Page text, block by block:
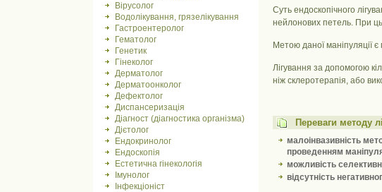
Вірусолог
Водолікування, грязелікування
Гастроентеролог
Гематолог
Генетик
Гінеколог
Дерматолог
Дерматоонколог
Дефектолог
Диспансеризація
Діагност (діагностика організма)
Дієтолог
Ендокринолог
Ендоскопія
Естетична гінекологія
Імунолог
Інфекціоніст
Суть ендоскопічного
нейлонових петель. При
Метою даної маніпуляції
Лігування за допомогою
ніж склеротерапія, або
Переваги методу
малоінвазивність
проведенням
можливість
відсутність